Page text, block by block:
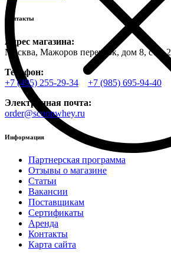
Контакты
Адрес магазина:
Москва, Мажоров переулок, дом 8, стр. 2
Телефон:
+7 (495) 255-29-34
+7 (985) 695-94-40
Электронная почта:
order@scoopwhey.ru
Информация
Партнерская программа
Отзывы о магазине
Статьи
Вакансии
Поставщикам
Сертификаты
Аренда
Контакты
Карта сайта